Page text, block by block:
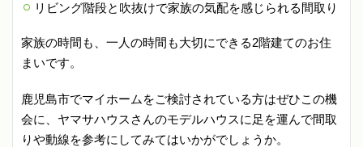
リビング階段と吹抜けで家族の気配を感じられる間取り
家族の時間も、一人の時間も大切にできる2階建てのお住
まいです。
鹿児島市でマイホームをご検討されている方はぜひこの機
会に、ヤマサハウスさんのモデルハウスに足を運んで間取
りや動線を参考にしてみてはいかがでしょうか。